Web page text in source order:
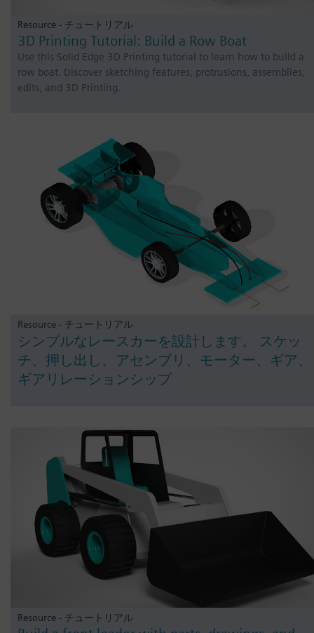
Resource - チュートリアル
3D Printing Tutorial: Build a Row Boat
Use this Solid Edge 3D Printing tutorial to learn how to build a
row boat. Discover sketching features, protrusions, assemblies,
edits, and 3D Printing.
Resource - チュートリアル
シンプルなレースカーを設計します。 スケッ
チ、押し出し、アセンブリ、モーター、ギア、
ギアリレーションシップ
Resource - チュートリアル